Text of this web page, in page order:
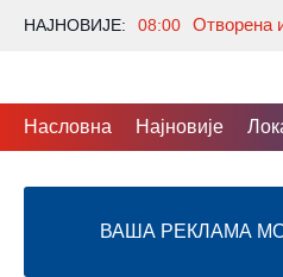
НАЈНОВИЈЕ: 08:00
Насловна Најновије
ВАША РЕКЛАМА